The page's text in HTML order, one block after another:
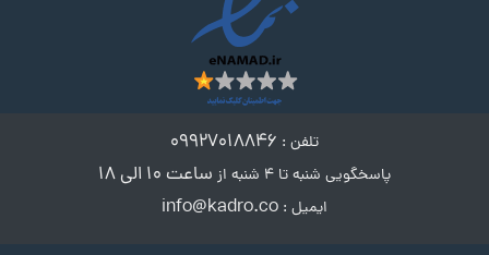
تلفن : ۰۹۹۲۷۰۱۸۸۴۶
پاسخگویی شنبه تا ۴ شنبه از ساعت ۱۰ الی ۱۸
ایمیل : info@kadro.co